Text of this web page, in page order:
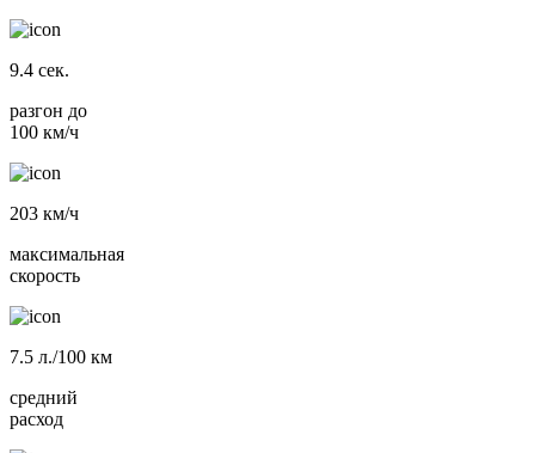
9.4 сек.
разгон до
100 км/ч
203 км/ч
максимальная
скорость
7.5 л./100 км
средний
расход